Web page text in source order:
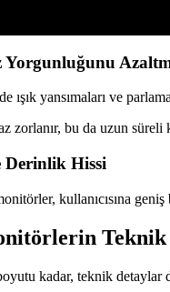
Yorgunluğunu
ışık yansımaları ve
zorlanır, bu da uzun süreli
Derinlik Hissi
kullanıcısına
kadar, teknik detaylar